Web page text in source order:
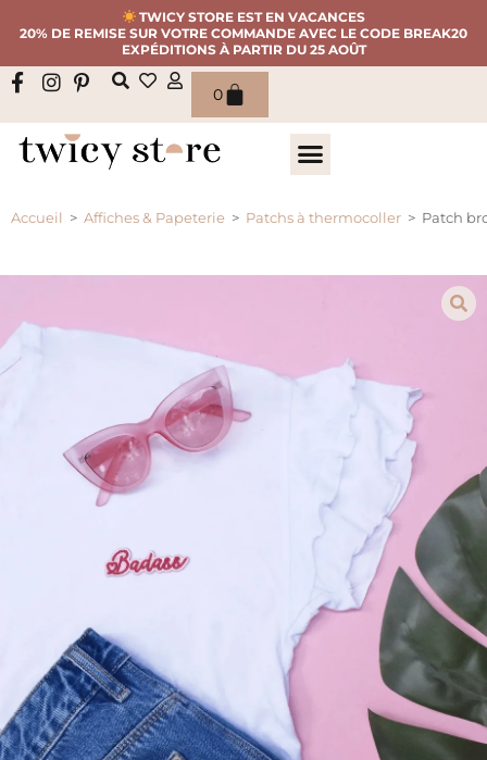
TWICY STORE EST EN VACANCES
20% DE REMISE SUR VOTRE COMMANDE AVEC LE CODE BREAK20
EXPÉDITIONS À PARTIR DU 25 AOÛT
0
Accueil > Affiches & Papeterie > Patchs à thermocoller > Patch